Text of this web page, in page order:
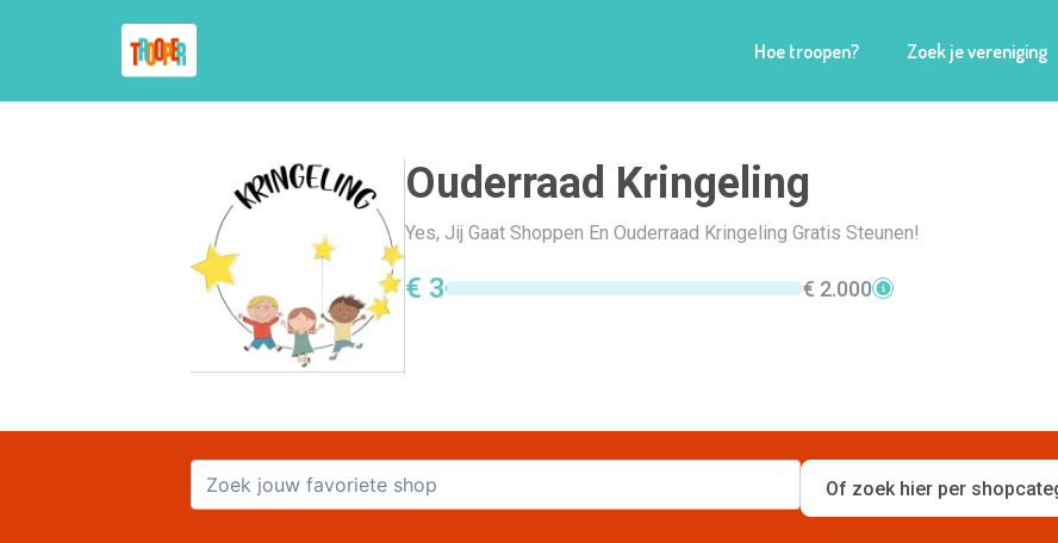
Hoe troopen? Zoek je vereniging
Ouderraad Kringeling
Yes, Jij Gaat Shoppen En Ouderraad Kringeling Gratis Steunen!
€ 3 € 2.000